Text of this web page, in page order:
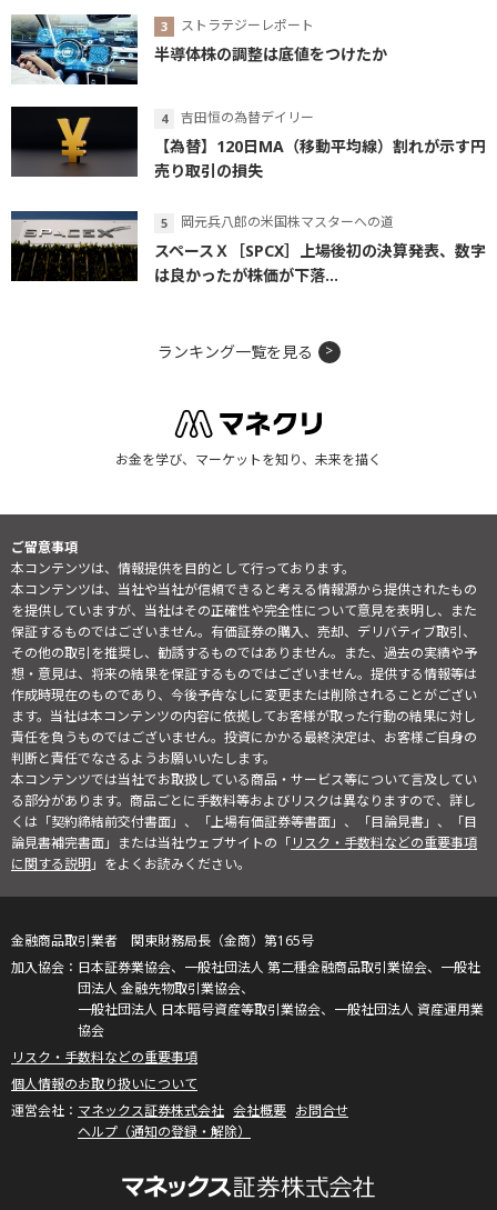
ストラテジーレポート
半導体株の調整は底値をつけたか
吉田恒の為替デイリー
【為替】120日MA（移動平均線）割れが示す円
売り取引の損失
岡元兵八郎の米国株マスターへの道
スペースＸ［SPCX］上場後初の決算発表、数字
は良かったが株価が下落...
ランキング一覧を見る
お金を学び、マーケットを知り、未来を描く
ご留意事項
本コンテンツは、情報提供を目的として行っております。
本コンテンツは、当社や当社が信頼できると考える情報源から提供されたもの
を提供していますが、当社はその正確性や完全性について意見を表明し、また
保証するものではございません。有価証券の購入、売却、デリバティブ取引、
その他の取引を推奨し、勧誘するものではありません。また、過去の実績や予
想・意見は、将来の結果を保証するものではございません。提供する情報等は
作成時現在のものであり、今後予告なしに変更または削除されることがござい
ます。当社は本コンテンツの内容に依拠してお客様が取った行動の結果に対し
責任を負うものではございません。投資にかかる最終決定は、お客様ご自身の
判断と責任でなさるようお願いいたします。
本コンテンツでは当社でお取扱している商品・サービス等について言及してい
る部分があります。商品ごとに手数料等およびリスクは異なりますので、詳し
くは「契約締結前交付書面」、「上場有価証券等書面」、「目論見書」、「目
論見書補完書面」または当社ウェブサイトの「リスク・手数料などの重要事項
に関する説明」をよくお読みください。
金融商品取引業者 関東財務局長（金商）第165号
日本証券業協会、一般社団法人 第二種金融商品取引業協会、一般社
団法人 金融先物取引業協会、
一般社団法人 日本暗号資産等取引業協会、一般社団法人 資産運用業
協会
リスク・手数料などの重要事項
個人情報のお取り扱いについて
マネックス証券株式会社 会社概要 お問合せ
ヘルプ（通知の登録・解除）